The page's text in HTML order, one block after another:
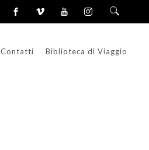
Contatti Biblioteca di Viaggio